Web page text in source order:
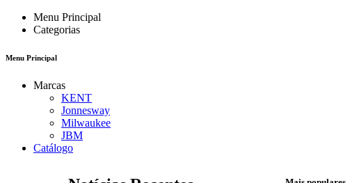
Menu Principal
Categorias
Menu Principal
Marcas
KENT
Jonnesway
Milwaukee
JBM
Catálogo